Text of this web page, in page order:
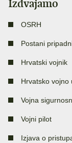
Izdvajamo
OSRH
Postani
Hrvatski vojnik
Hrvatsko vojno
Vojna
Vojni pilot
Izjava o